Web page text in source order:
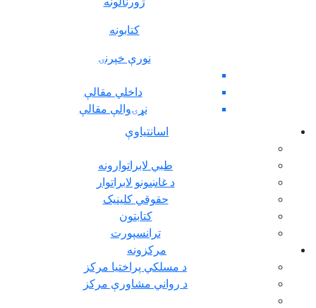
کتابونه
نورې خپرنۍ
داخلي مقالې
نړۍوالې مقالې
اسانتیاوې
طبي لابراتوارونه
د غاښونو لابراتوار
حقوقي کلينيک
کتابتون
ترانسپورت
مرکزونه
د مسلکي پراختيا مرکز
د رواني مشاورې مرکز